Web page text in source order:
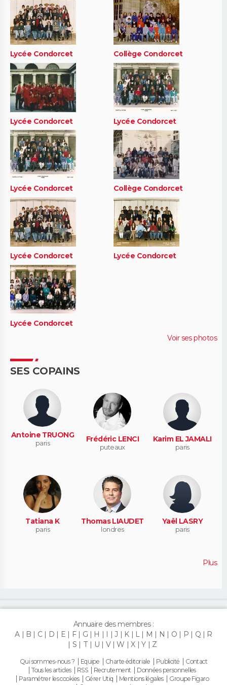
Lycée Condorcet Collège Condorcet
Lycée Condorcet Lycée Condorcet
Lycée Condorcet Collège Condorcet
Lycée Condorcet Lycée Condorcet
Lycée Condorcet
Voir ses photos
SES COPAINS
Antoine TRUONG
paris Frédéric LENCI
puteaux
Karim EL JAMALI
paris
Tatiana K
paris
Thomas LIAUDET
londres
Yaël LASRY
paris
Plus
Annuaire des membres :
A
B C D E F G H I J K L M N O P Q
R
S
T U V W X Y Z
Qui sommes-nous ? Equipe Charte éditoriale Publicité
Contact
Tous les articles
RSS Recrutement
Données personnelles
Paramétrer les cookies
Gérer Utiq Mentions légales
Groupe Figaro